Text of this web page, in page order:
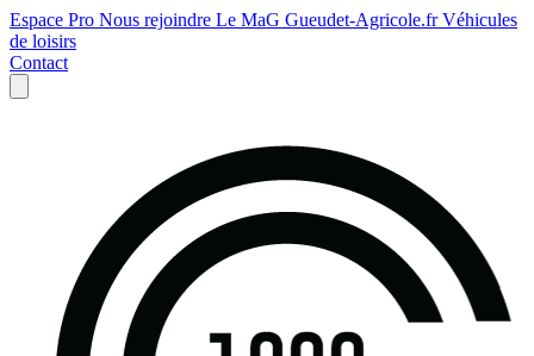
Espace Pro Nous rejoindre Le MaG Gueudet-Agricole.frVéhicules
de loisirs
Contact